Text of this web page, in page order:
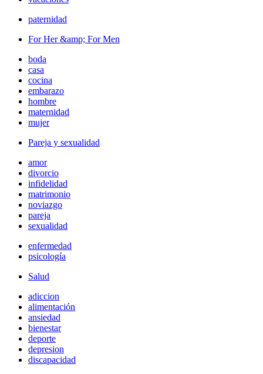
paternidad
For Her &amp; For Men
boda
casa
cocina
embarazo
hombre
maternidad
mujer
Pareja y sexualidad
amor
divorcio
infidelidad
matrimonio
noviazgo
pareja
sexualidad
enfermedad
psicología
Salud
adiccion
alimentación
ansiedad
bienestar
deporte
depresion
discapacidad